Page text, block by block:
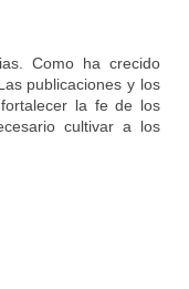
Como ha crecido
publicaciones y los
la fe de los
cultivar a los